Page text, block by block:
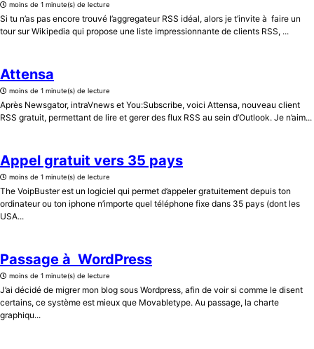
moins de 1 minute(s) de lecture
Si tu n’as pas encore trouvé l’aggregateur RSS idéal, alors je t’invite à faire un
tour sur Wikipedia qui propose une liste impressionnante de clients RSS, ...
Attensa
moins de 1 minute(s) de lecture
Après Newsgator, intraVnews et You:Subscribe, voici Attensa, nouveau client
RSS gratuit, permettant de lire et gerer des flux RSS au sein d’Outlook. Je n’aim...
Appel gratuit vers 35 pays
moins de 1 minute(s) de lecture
The VoipBuster est un logiciel qui permet d’appeler gratuitement depuis ton
ordinateur ou ton iphone n’importe quel téléphone fixe dans 35 pays (dont les
USA...
Passage à WordPress
moins de 1 minute(s) de lecture
J’ai décidé de migrer mon blog sous Wordpress, afin de voir si comme le disent
certains, ce système est mieux que Movabletype. Au passage, la charte
graphiqu...